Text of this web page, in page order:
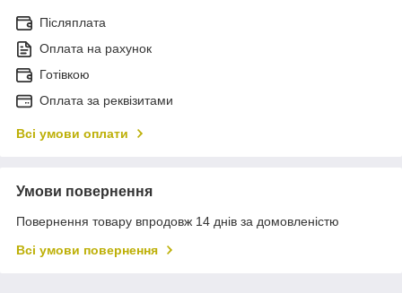
Післяплата
Оплата на рахунок
Готівкою
Оплата за реквізитами
Всі умови оплати
Умови повернення
Повернення товару впродовж 14 днів за домовленістю
Всі умови повернення